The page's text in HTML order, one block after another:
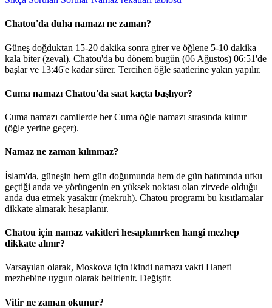
Chatou'da duha namazı ne zaman?
Güneş doğduktan 15-20 dakika sonra girer ve öğlene 5-10 dakika
kala biter (zeval). Chatou'da bu dönem bugün (06 Ağustos) 06:51'de
başlar ve 13:46'e kadar sürer. Tercihen öğle saatlerine yakın yapılır.
Cuma namazı Chatou'da saat kaçta başlıyor?
Cuma namazı camilerde her Cuma öğle namazı sırasında kılınır
(öğle yerine geçer).
Namaz ne zaman kılınmaz?
İslam'da, güneşin hem gün doğumunda hem de gün batımında ufku
geçtiği anda ve yörüngenin en yüksek noktası olan zirvede olduğu
anda dua etmek yasaktır (mekruh). Chatou programı bu kısıtlamalar
dikkate alınarak hesaplanır.
Chatou için namaz vakitleri hesaplanırken hangi mezhep
dikkate alınır?
Varsayılan olarak, Moskova için ikindi namazı vakti Hanefi
mezhebine uygun olarak belirlenir. Değiştir.
Vitir ne zaman okunur?